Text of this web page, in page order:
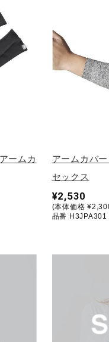
ームカ
アームカバ
セックス
¥2,530
(本体価格
品番 H3JPA301